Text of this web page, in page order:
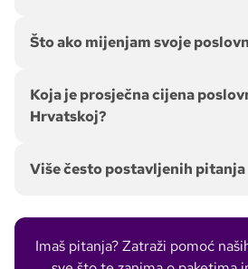
Što ako mijenjam svoje
Koja je prosječna cijena
Hrvatskoj?
Više često postavljenih pitanja
Imaš pitanja? Zatraži pomoć